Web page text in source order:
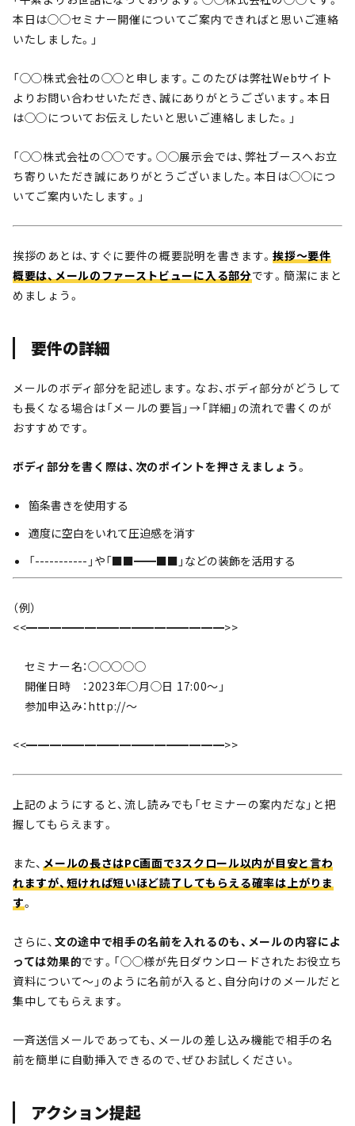
本日は◯◯セミナー開催についてご案内できればと思いご連絡
いたしました。」
「◯◯株式会社の◯◯と申します。このたびは弊社Webサイト
よりお問い合わせいただき、誠にありがとうございます。本日
は◯◯についてお伝えしたいと思いご連絡しました。」
「◯◯株式会社の◯◯です。◯◯展示会では、弊社ブースへお立
ち寄りいただき誠にありがとうございました。本日は◯◯につ
いてご案内いたします。」
挨拶のあとは、すぐに要件の概要説明を書きます。挨拶〜要件
概要は、メールのファーストビューに入る部分です。簡潔にまと
めましょう。
要件の詳細
メールのボディ部分を記述します。なお、ボディ部分がどうして
も長くなる場合は「メールの要旨」→「詳細」の流れで書くのが
おすすめです。
ボディ部分を書く際は、次のポイントを押さえましょう。
箇条書きを使用する
適度に空白をいれて圧迫感を消す
「-----------」や「■■━━■■」などの装飾を活用する
（例）
<<━━━━━━━━━━━━━━━━━>>
セミナー名：◯◯◯◯◯
開催日時 ：2023年◯月◯日 17:00〜」
参加申込み：http://〜
<<━━━━━━━━━━━━━━━━━>>
上記のようにすると、流し読みでも「セミナーの案内だな」と把
握してもらえます。
また、メールの長さはPC画面で3スクロール以内が目安と言わ
れますが、短ければ短いほど読了してもらえる確率は上がりま
す。
さらに、 文の途中で相手の名前を入れるのも、メールの内容によ
っては効果的です。「◯◯様が先日ダウンロードされたお役立ち
資料について〜」のように名前が入ると、自分向けのメールだと
集中してもらえます。
一斉送信メールであっても、メールの差し込み機能で相手の名
前を簡単に自動挿入できるので、ぜひお試しください。
アクション提起